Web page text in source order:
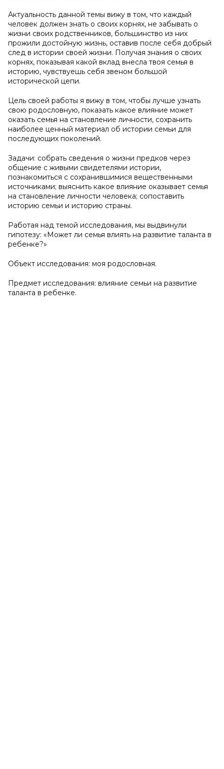
Актуальность данной темы вижу в том, что каждый
человек должен знать о своих корнях, не забывать о
жизни своих родственников, большинство из них
прожили достойную жизнь, оставив после себя добрый
след в истории своей жизни. Получая знания о своих
корнях, показывая какой вклад внесла твоя семья в
историю, чувствуешь себя звеном большой
исторической цепи.
Цель своей работы я вижу в том, чтобы лучше узнать
свою родословную, показать какое влияние может
оказать семья на становление личности, сохранить
наиболее ценный материал об истории семьи для
последующих поколений.
Задачи: собрать сведения о жизни предков через
общение с живыми свидетелями истории,
познакомиться с сохранившимися вещественными
источниками; выяснить какое влияние оказывает семья
на становление личности человека; сопоставить
историю семьи и историю страны.
Работая над темой исследования, мы выдвинули
гипотезу: «Может ли семья влиять на развитие таланта в
ребенке?»
Объект исследования: моя родословная.
Предмет исследования: влияние семьи на развитие
таланта в ребенке.